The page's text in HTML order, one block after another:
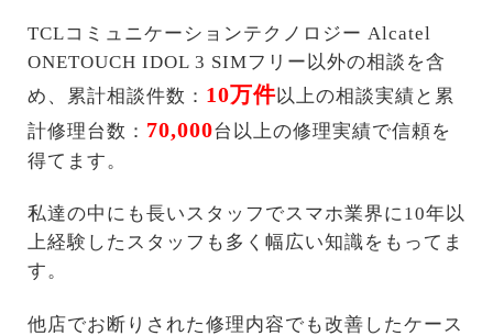
TCLコミュニケーションテクノロジー Alcatel
ONETOUCH IDOL 3 SIMフリー以外の相談を含
め、累計相談件数： 10万件以上の相談実績と累
計修理台数： 70,000台以上の修理実績で信頼を
得てます。
私達の中にも長いスタッフでスマホ業界に10年以
上経験したスタッフも多く幅広い知識をもってま
す。
他店でお断りされた修理内容でも改善したケース